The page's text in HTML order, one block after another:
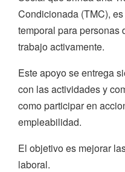
Condicionada (TMC),
temporal para personas
trabajo activamente.
Este apoyo se entrega
con las actividades y
como participar en
empleabilidad.
El objetivo es mejorar
laboral.